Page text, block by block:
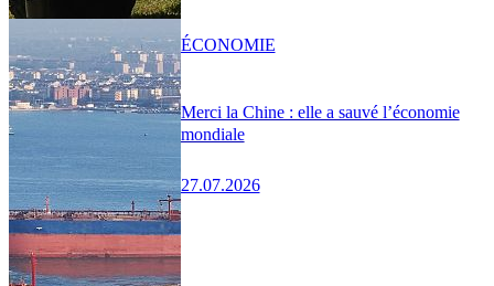
Merci la Chine : elle a sauvé l’économie
mondiale
27.07.2026
ÉCONOMIE